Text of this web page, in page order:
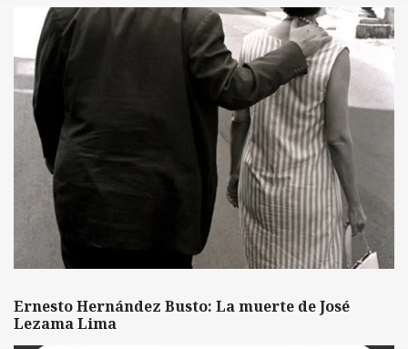
Ernesto Hernández Busto: La muerte de José
Lezama Lima